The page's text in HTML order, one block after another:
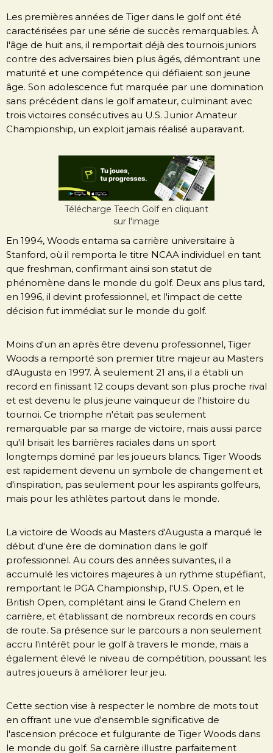
Les premières années de Tiger dans le golf ont été
caractérisées par une série de succès remarquables. À
l'âge de huit ans, il remportait déjà des tournois juniors
contre des adversaires bien plus âgés, démontrant une
maturité et une compétence qui défiaient son jeune
âge. Son adolescence fut marquée par une domination
sans précédent dans le golf amateur, culminant avec
trois victoires consécutives au U.S. Junior Amateur
Championship, un exploit jamais réalisé auparavant.
Télécharge Teech Golf en cliquant
sur l'image
En 1994, Woods entama sa carrière universitaire à
Stanford, où il remporta le titre NCAA individuel en tant
que freshman, confirmant ainsi son statut de
phénomène dans le monde du golf. Deux ans plus tard,
en 1996, il devint professionnel, et l'impact de cette
décision fut immédiat sur le monde du golf.
Moins d'un an après être devenu professionnel, Tiger
Woods a remporté son premier titre majeur au Masters
d'Augusta en 1997. À seulement 21 ans, il a établi un
record en finissant 12 coups devant son plus proche rival
et est devenu le plus jeune vainqueur de l'histoire du
tournoi. Ce triomphe n'était pas seulement
remarquable par sa marge de victoire, mais aussi parce
qu'il brisait les barrières raciales dans un sport
longtemps dominé par les joueurs blancs. Tiger Woods
est rapidement devenu un symbole de changement et
d'inspiration, pas seulement pour les aspirants golfeurs,
mais pour les athlètes partout dans le monde.
La victoire de Woods au Masters d'Augusta a marqué le
début d'une ère de domination dans le golf
professionnel. Au cours des années suivantes, il a
accumulé les victoires majeures à un rythme stupéfiant,
remportant le PGA Championship, l'U.S. Open, et le
British Open, complétant ainsi le Grand Chelem en
carrière, et établissant de nombreux records en cours
de route. Sa présence sur le parcours a non seulement
accru l'intérêt pour le golf à travers le monde, mais a
également élevé le niveau de compétition, poussant les
autres joueurs à améliorer leur jeu.
Cette section vise à respecter le nombre de mots tout
en offrant une vue d'ensemble significative de
l'ascension précoce et fulgurante de Tiger Woods dans
le monde du golf. Sa carrière illustre parfaitement